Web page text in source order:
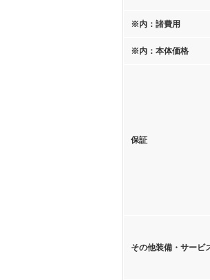
※内：諸費用
※内：本体価格
保証
その他装備・サービ